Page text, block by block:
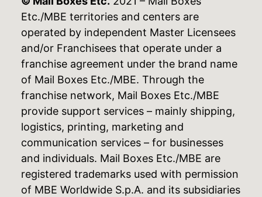
Etc./MBE territories and centers are
operated by independent Master Licensees
and/or Franchisees that operate under a
franchise agreement under the brand name
of Mail Boxes Etc./MBE. Through the
franchise network, Mail Boxes Etc./MBE
provide support services – mainly shipping,
logistics, printing, marketing and
communication services – for businesses
and individuals. Mail Boxes Etc./MBE are
registered trademarks used with permission
of MBE Worldwide S.p.A. and its subsidiaries